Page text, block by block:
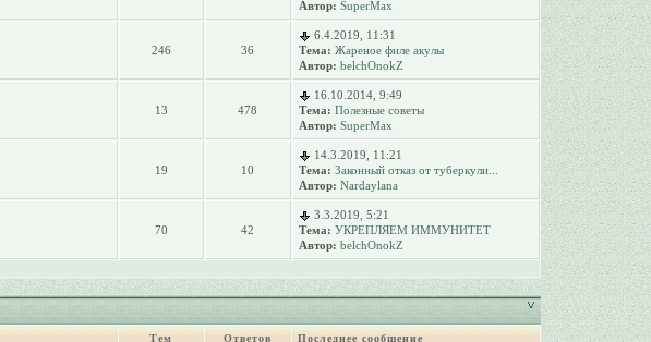
Автор: SuperMax
246 36
6.4.2019, 11:31
Тема: Жареное филе акулы
Автор: belchOnokZ
13 478
16.10.2014, 9:49
Тема: Полезные советы
Автор: SuperMax
19 10
14.3.2019, 11:21
Тема: Законный отказ от туберкули...
Автор: Nardaylana
70 42
3.3.2019, 5:21
Тема: УКРЕПЛЯЕМ ИММУНИТЕТ
Автор: belchOnokZ
Тем Ответов Последнее сообщение